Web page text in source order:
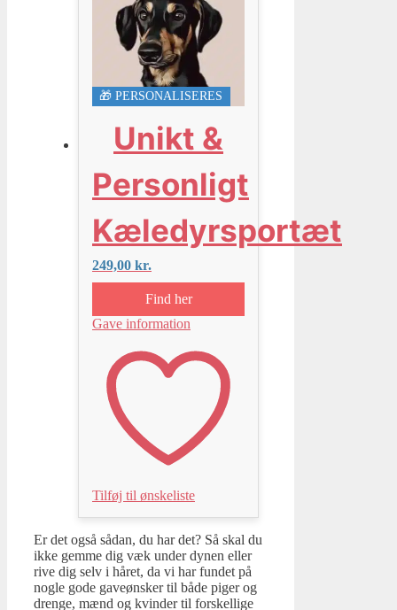
🎁 PERSONALISERES
Unikt &
Personligt
Kæledyrsportæt
249,00 kr.
Find her
Gave information
Tilføj til ønskeliste
Er det også sådan, du har det? Så skal du
ikke gemme dig væk under dynen eller
rive dig selv i håret, da vi har fundet på
nogle gode gaveønsker til både piger og
drenge, mænd og kvinder til forskellige